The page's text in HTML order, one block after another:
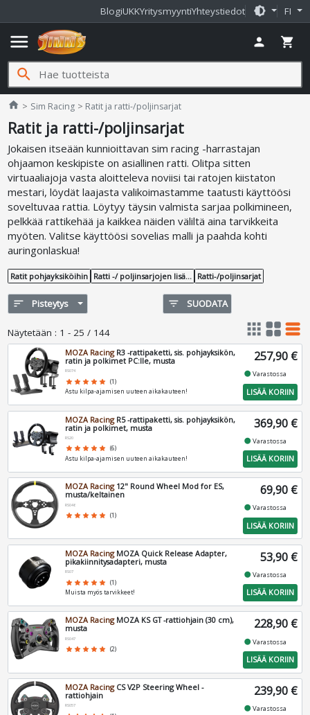
BlogiUKKYritysmyyntiYhteystiedot brightness_medium FI
menu person shopping_cart
search
home Jimms.fi
Sim Racing Ratit ja ratti-/poljinsarjat
Ratit ja ratti-/poljinsarjat
Jokaisen itseään kunnioittavan sim racing -harrastajan
ohjaamon keskipiste on asiallinen ratti. Olitpa sitten
virtuaaliajoja vasta aloitteleva noviisi tai ratojen kiistaton
mestari, löydät laajasta valikoimastamme taatusti käyttöösi
soveltuvaa rattia. Löytyy täysin valmista sarjaa polkimineen,
pelkkää rattikehää ja kaikkea näiden väliltä aina tarvikkeita
myöten. Valitse käyttöösi sovelias malli ja paahda kohti
auringonlaskua!
Ratit pohjayksiköihin Ratti -/ poljinsarjojen lisätarvikkeet Ratti-/poljinsarjat
sort Pisteytys filter_list SUODATA
Näytetään : 1 - 25 / 144 apps grid_view table_rows
MOZA RacingR3 -rattipaketti, sis. pohjayksikön,
ratin ja polkimet PC:lle, musta
RS074
star star star star star (1)
Astu kilpa-ajamisen uuteen aikakauteen!
257,90 €
fiber_manual_recordVarastossa
LISÄÄ KORIIN
MOZA RacingR5 -rattipaketti, sis. pohjayksikön,
ratin ja polkimet, musta
RS20
star star star star star (6)
Astu kilpa-ajamisen uuteen aikakauteen!
369,90 €
fiber_manual_recordVarastossa
LISÄÄ KORIIN
MOZA Racing12" Round Wheel Mod for ES,
musta/keltainen
RS046
star star star star star (1)
69,90 €
fiber_manual_recordVarastossa
LISÄÄ KORIIN
MOZA RacingMOZA Quick Release Adapter,
pikakiinnitysadapteri, musta
RS07
star star star star star (1)
Muista myös tarvikkeet!
53,90 €
fiber_manual_recordVarastossa
LISÄÄ KORIIN
MOZA RacingMOZA KS GT -rattiohjain (30 cm),
musta
RS047
star star star star star (2)
228,90 €
fiber_manual_recordVarastossa
LISÄÄ KORIIN
MOZA RacingCS V2P Steering Wheel -
rattiohjain
RS057
239,90 €
fiber_manual_recordVarastossa